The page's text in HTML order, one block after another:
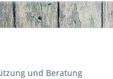
und Beratung